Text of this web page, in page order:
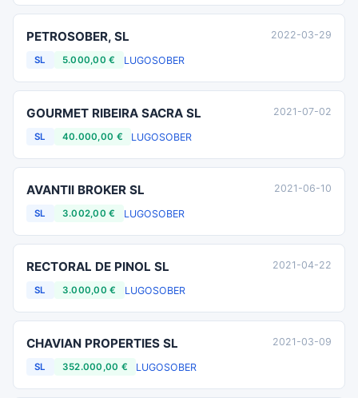
PETROSOBER, SL
SL 5.000,00 € LUGOSOBER
2022-03-29
GOURMET RIBEIRA SACRA SL
SL 40.000,00 € LUGOSOBER
2021-07-02
AVANTII BROKER SL
SL 3.002,00 € LUGOSOBER
2021-06-10
RECTORAL DE PINOL SL
SL 3.000,00 € LUGOSOBER
2021-04-22
CHAVIAN PROPERTIES SL
SL 352.000,00 € LUGOSOBER
2021-03-09